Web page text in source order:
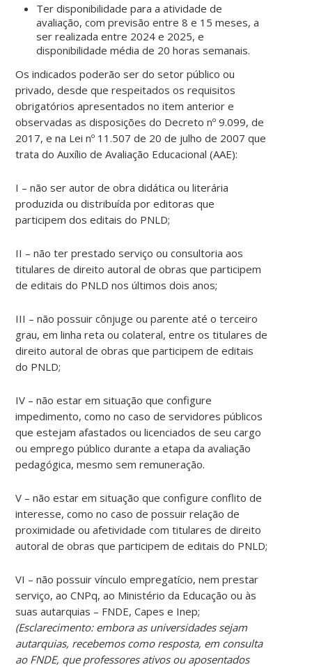
Ter disponibilidade para a atividade de
avaliação, com previsão entre 8 e 15 meses, a
ser realizada entre 2024 e 2025, e
disponibilidade média de 20 horas semanais.
Os indicados poderão ser do setor público ou
privado, desde que respeitados os requisitos
obrigatórios apresentados no item anterior e
observadas as disposições do Decreto nº 9.099, de
2017, e na Lei nº 11.507 de 20 de julho de 2007 que
trata do Auxílio de Avaliação Educacional (AAE):
I – não ser autor de obra didática ou literária
produzida ou distribuída por editoras que
participem dos editais do PNLD;
II – não ter prestado serviço ou consultoria aos
titulares de direito autoral de obras que participem
de editais do PNLD nos últimos dois anos;
III – não possuir cônjuge ou parente até o terceiro
grau, em linha reta ou colateral, entre os titulares de
direito autoral de obras que participem de editais
do PNLD;
IV – não estar em situação que configure
impedimento, como no caso de servidores públicos
que estejam afastados ou licenciados de seu cargo
ou emprego público durante a etapa da avaliação
pedagógica, mesmo sem remuneração.
V – não estar em situação que configure conflito de
interesse, como no caso de possuir relação de
proximidade ou afetividade com titulares de direito
autoral de obras que participem de editais do PNLD;
VI – não possuir vínculo empregatício, nem prestar
serviço, ao CNPq, ao Ministério da Educação ou às
suas autarquias – FNDE, Capes e Inep;
(Esclarecimento: embora as universidades sejam
autarquias, recebemos como resposta, em consulta
ao FNDE, que professores ativos ou aposentados